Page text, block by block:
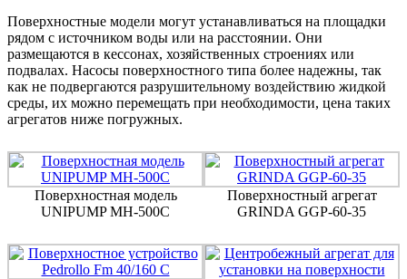
Поверхностные модели могут устанавливаться на площадки
рядом с источником воды или на расстоянии. Они
размещаются в кессонах, хозяйственных строениях или
подвалах. Насосы поверхностного типа более надежны, так
как не подвергаются разрушительному воздействию жидкой
среды, их можно перемещать при необходимости, цена таких
агрегатов ниже погружных.
Поверхностная модель
UNIPUMP МН-500С
Поверхностный агрегат
GRINDA GGP-60-35